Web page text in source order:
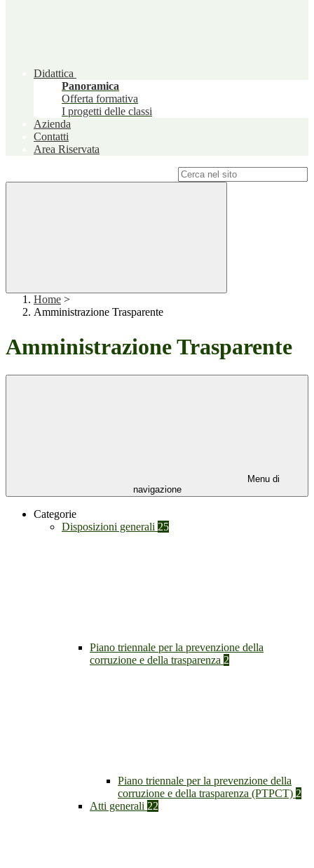
Didattica
Panoramica
Offerta formativa
I progetti delle classi
Azienda
Contatti
Area Riservata
Home >
Amministrazione Trasparente
Amministrazione Trasparente
Menu di
navigazione
Categorie
Disposizioni generali 25
Piano triennale per la prevenzione della
corruzione e della trasparenza 2
Piano triennale per la prevenzione della
corruzione e della trasparenza (PTPCT) 2
Atti generali 22